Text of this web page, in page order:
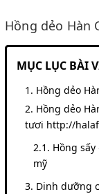
Hồng dẻo Hàn
MỤC LỤC BÀI
Hồng dẻo
Hồng dẻo
tươi http://
Hồng
mỹ
Dinh dưỡng